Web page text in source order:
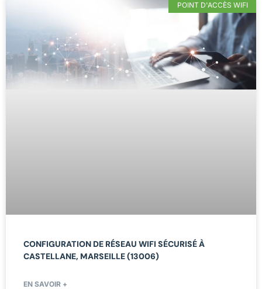
POINT D'ACCÈS WIFI
CONFIGURATION DE RÉSEAU WIFI SÉCURISÉ À
CASTELLANE, MARSEILLE (13006)
EN SAVOIR +